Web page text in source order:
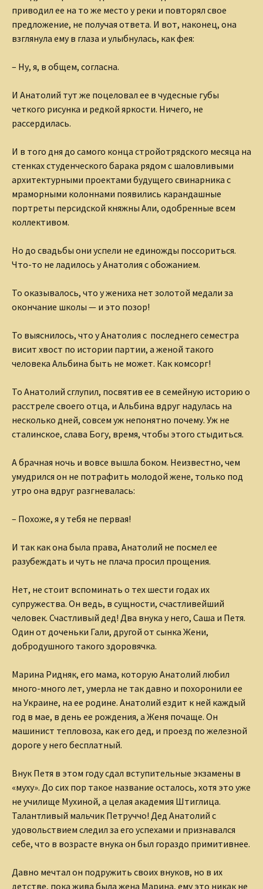
приводил ее на то же место у реки и повторял свое
предложение, не получая ответа. И вот, наконец, она
взглянула ему в глаза и улыбнулась, как фея:
– Ну, я, в общем, согласна.
И Анатолий тут же поцеловал ее в чудесные губы
четкого рисунка и редкой яркости. Ничего, не
рассердилась.
И в того дня до самого конца стройотрядского месяца на
стенках студенческого барака рядом с шаловливыми
архитектурными проектами будущего свинарника с
мраморными колоннами появились карандашные
портреты персидской княжны Али, одобренные всем
коллективом.
Но до свадьбы они успели не единожды поссориться.
Что-то не ладилось у Анатолия с обожанием.
То оказывалось, что у жениха нет золотой медали за
окончание школы — и это позор!
То выяснилось, что у Анатолия с последнего семестра
висит хвост по истории партии, а женой такого
человека Альбина быть не может. Как комсорг!
То Анатолий сглупил, посвятив ее в семейную историю о
расстреле своего отца, и Альбина вдруг надулась на
несколько дней, совсем уж непонятно почему. Уж не
сталинское, слава Богу, время, чтобы этого стыдиться.
А брачная ночь и вовсе вышла боком. Неизвестно, чем
умудрился он не потрафить молодой жене, только под
утро она вдруг разгневалась:
– Похоже, я у тебя не первая!
И так как она была права, Анатолий не посмел ее
разубеждать и чуть не плача просил прощения.
Нет, не стоит вспоминать о тех шести годах их
супружества. Он ведь, в сущности, счастливейший
человек. Счастливый дед! Два внука у него, Саша и Петя.
Один от доченьки Гали, другой от сынка Жени,
добродушного такого здоровячка.
Марина Ридняк, его мама, которую Анатолий любил
много-много лет, умерла не так давно и похоронили ее
на Украине, на ее родине. Анатолий ездит к ней каждый
год в мае, в день ее рождения, а Женя почаще. Он
машинист тепловоза, как его дед, и проезд по железной
дороге у него бесплатный.
Внук Петя в этом году сдал вступительные экзамены в
«муху». До сих пор такое название осталось, хотя это уже
не училище Мухиной, а целая академия Штиглица.
Талантливый мальчик Петруччо! Дед Анатолий с
удовольствием следил за его успехами и признавался
себе, что в возрасте внука он был гораздо примитивнее.
Давно мечтал он подружить своих внуков, но в их
детстве, пока жива была жена Марина, ему это никак не